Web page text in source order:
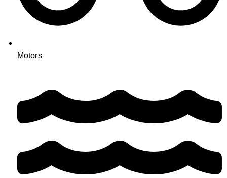
Motors